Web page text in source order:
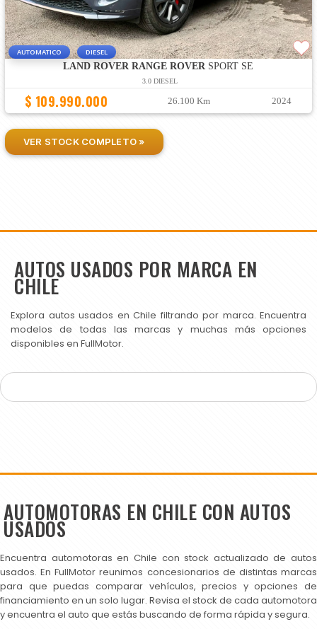
AUTOMATICO DIESEL
LAND ROVER RANGE ROVERSPORT SE
3.0 DIESEL
$ 109.990.000 26.100 Km 2024
VER STOCK COMPLETO »
AUTOS USADOS POR MARCA EN
CHILE
Explora autos usados en Chile filtrando por marca. Encuentra
modelos de todas las marcas y muchas más opciones
disponibles en FullMotor.
AUTOMOTORAS EN CHILE CON AUTOS
USADOS
Encuentra automotoras en Chile con stock actualizado de autos
usados. En FullMotor reunimos concesionarios de distintas marcas
para que puedas comparar vehículos, precios y opciones de
financiamiento en un solo lugar. Revisa el stock de cada automotora
y encuentra el auto que estás buscando de forma rápida y segura.